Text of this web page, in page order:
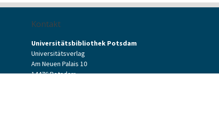
Kontakt
Universitätsbibliothek Potsdam
Universitätsverlag
Am Neuen Palais 10
14476 Potsdam